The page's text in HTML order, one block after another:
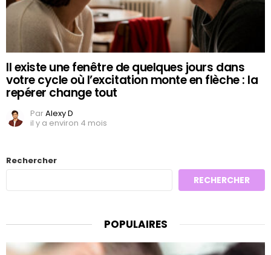
Il existe une fenêtre de quelques jours dans
votre cycle où l’excitation monte en flèche : la
repérer change tout
ParAlexy D
il y a environ 4 mois
Rechercher
RECHERCHER
POPULAIRES